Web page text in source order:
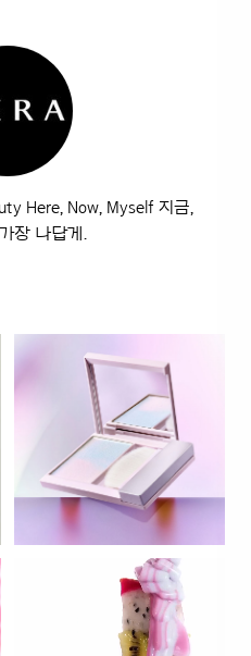
Here, Now, Myself 지금,
장 나답게.